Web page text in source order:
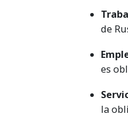
de
es
la